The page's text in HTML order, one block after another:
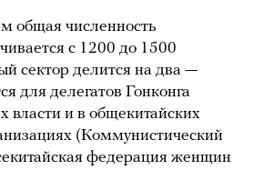
общая численность
с 1200 до 1500
сектор делится на два —
для делегатов Гонконга
власти и в общекитайских
(Коммунистический
федерация женщин